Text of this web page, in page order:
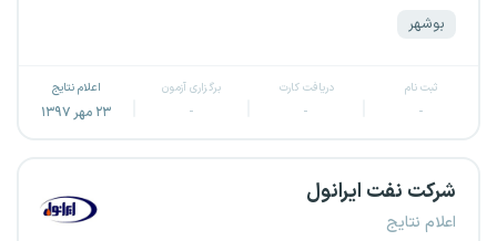
بوشهر
ثبت نام
-
دریافت کارت
-
برگزاری آزمون
-
اعلام نتایج
۲۳ مهر ۱۳۹۷
شرکت نفت ایرانول
اعلام نتایج